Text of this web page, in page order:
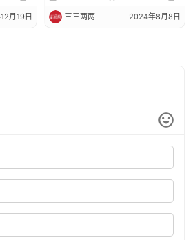
月19日 三三两两 2024年8月8日